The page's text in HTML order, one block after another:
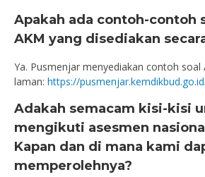
Apakah ada contoh-contoh
AKM yang disediakan
Ya. Pusmenjar menyediakan contoh soal
laman: https://
Adakah semacam kisi-kisi
mengikuti asesmen
Kapan dan di mana kami
memperolehnya?